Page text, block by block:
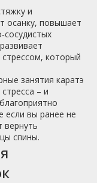
и
осанку, повышает
который
занятия каратэ
– и
если вы ранее не
вернуть
спины.